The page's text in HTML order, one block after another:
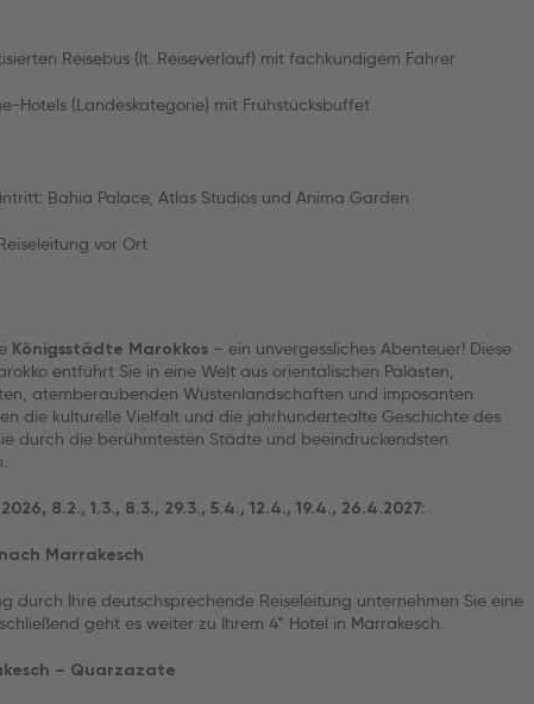
Reisebus (lt. Reiseverlauf) mit fachkundigem Fahrer
Hotels (Landeskategorie) mit Frühstücksbuffet
Bahia Palace, Atlas Studios und Anima Garden
vor Ort
Königsstädte Marokkos – ein unvergessliches Abenteuer! Diese
entführt Sie in eine Welt aus orientalischen Palästen,
atemberaubenden Wüstenlandschaften und imposanten
die kulturelle Vielfalt und die jahrhundertealte Geschichte des
durch die berühmtesten Städte und beeindruckendsten
8.2., 1.3., 8.3., 29.3., 5.4., 12.4., 19.4., 26.4.2027:
Marrakesch
durch Ihre deutschsprechende Reiseleitung unternehmen Sie eine
geht es weiter zu Ihrem 4* Hotel in Marrakesch.
– Quarzazate